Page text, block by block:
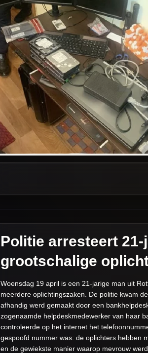
Politie arresteert
grootschalige
Woensdag 19 april is een 21-jarige man uit
meerdere oplichtingszaken. De politie kwam
afhandig werd gemaakt door een
zogenaamde helpdeskmedewerker van haar
controleerde op het internet het
gespoofd nummer was: de oplichters hebben
en de gewiekste manier waarop mevrouw